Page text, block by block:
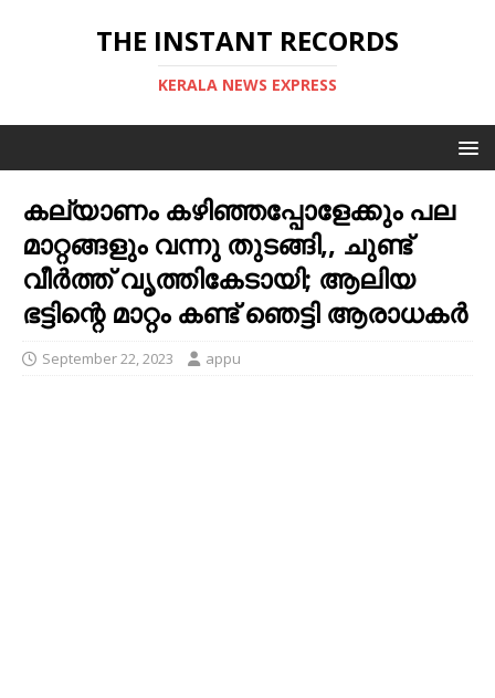
THE INSTANT RECORDS
KERALA NEWS EXPRESS
കല്യാണം കഴിഞ്ഞപ്പോളേക്കും പല
മാറ്റങ്ങളും വന്നു തുടങ്ങി,, ചുണ്ട്
വീര്‍ത്ത് വൃത്തികേടായി; ആലിയ
ഭട്ടിന്റെ മാറ്റം കണ്ട് ഞെട്ടി ആരാധകര്‍
September 22, 2023 appu